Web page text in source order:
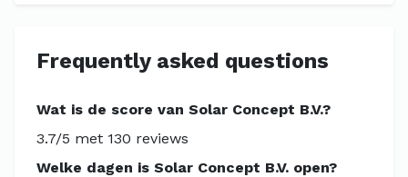
Frequently asked questions
Wat is de score van Solar Concept B.V.?
3.7/5 met 130 reviews
Welke dagen is Solar Concept B.V. open?